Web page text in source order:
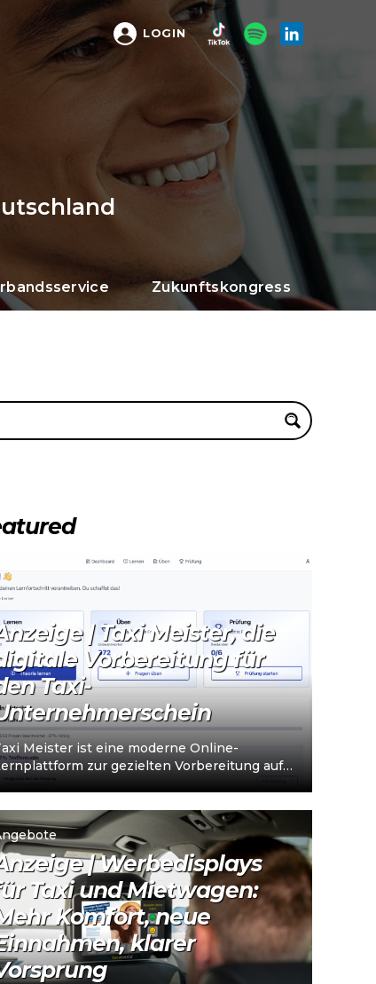
LOGIN
Zukunftskongress
| Taxi Meister, die
Vorbereitung für
Taxi-
Meister ist eine moderne Online-
zur gezielten Vorbereitung auf
den Taxi- und Mietwagen-
sich an…
| Werbedisplays
Taxi und Mietwagen:
Komfort, neue
klarer